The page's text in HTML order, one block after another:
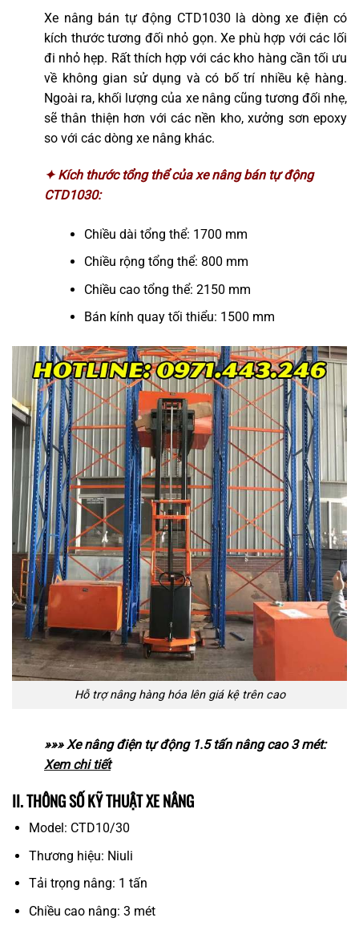
Xe nâng bán tự động CTD1030 là dòng xe điện có
kích thước tương đối nhỏ gọn. Xe phù hợp với các lối
đi nhỏ hẹp. Rất thích hợp với các kho hàng cần tối ưu
về không gian sử dụng và có bố trí nhiều kệ hàng.
Ngoài ra, khối lượng của xe nâng cũng tương đối nhẹ,
sẽ thân thiện hơn với các nền kho, xưởng sơn epoxy
so với các dòng xe nâng khác.
✦ Kích thước tổng thể của xe nâng bán tự động
CTD1030:
Chiều dài tổng thể: 1700 mm
Chiều rộng tổng thể: 800 mm
Chiều cao tổng thể: 2150 mm
Bán kính quay tối thiểu: 1500 mm
Hỗ trợ nâng hàng hóa lên giá kệ trên cao
»»» Xe nâng điện tự động 1.5 tấn nâng cao 3 mét:
Xem chi tiết
II. THÔNG SỐ KỸ THUẬT XE NÂNG
Model: CTD10/30
Thương hiệu: Niuli
Tải trọng nâng: 1 tấn
Chiều cao nâng: 3 mét